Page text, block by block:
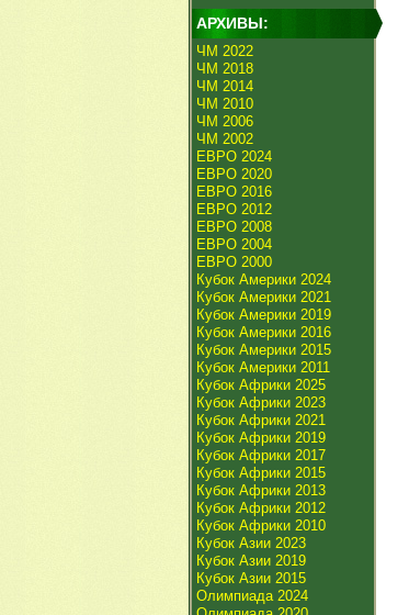
АРХИВЫ:
ЧМ 2022
ЧМ 2018
ЧМ 2014
ЧМ 2010
ЧМ 2006
ЧМ 2002
ЕВРО 2024
ЕВРО 2020
ЕВРО 2016
ЕВРО 2012
ЕВРО 2008
ЕВРО 2004
ЕВРО 2000
Кубок Америки 2024
Кубок Америки 2021
Кубок Америки 2019
Кубок Америки 2016
Кубок Америки 2015
Кубок Америки 2011
Кубок Африки 2025
Кубок Африки 2023
Кубок Африки 2021
Кубок Африки 2019
Кубок Африки 2017
Кубок Африки 2015
Кубок Африки 2013
Кубок Африки 2012
Кубок Африки 2010
Кубок Азии 2023
Кубок Азии 2019
Кубок Азии 2015
Олимпиада 2024